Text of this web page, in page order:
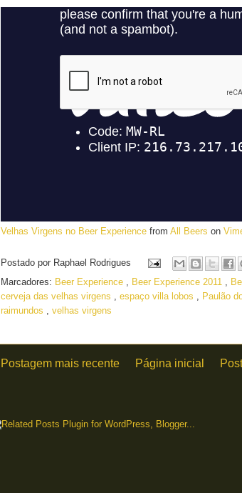
Velhas Virgens no Beer Experience from All Beers on
Postado por Raphael Rodrigues
Marcadores: Beer Experience , Beer Experience 2011 ,
cerveja das velhas virgens , espaço villa lobos , Paulão
raimundos , velhas virgens
Postagem mais recente Página inicial